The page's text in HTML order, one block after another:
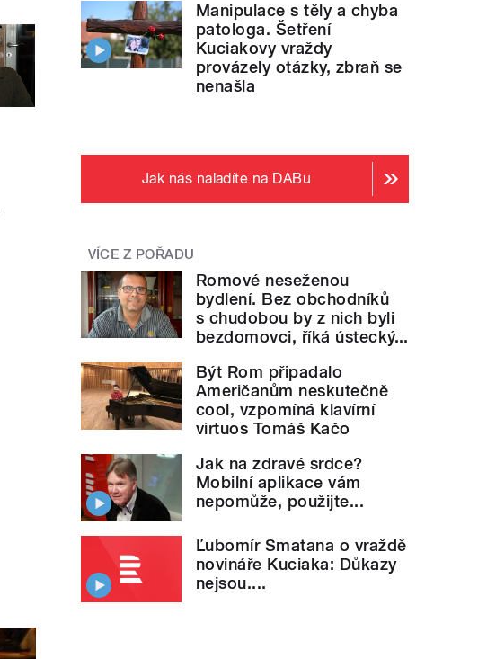
Manipulace s těly a chyba
patologa. Šetření
Kuciakovy vraždy
provázely otázky, zbraň se
nenašla
Jak nás naladíte na DABu
VÍCE Z POŘADU
Romové neseženou
bydlení. Bez obchodníků
s chudobou by z nich byli
bezdomovci, říká ústecký...
Být Rom připadalo
Američanům neskutečně
cool, vzpomíná klavírní
virtuos Tomáš Kačo
Jak na zdravé srdce?
Mobilní aplikace vám
nepomůže, použijte...
Ľubomír Smatana o vraždě
novináře Kuciaka: Důkazy
nejsou....